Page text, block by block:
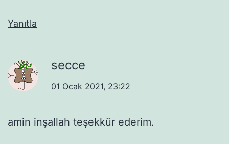
Yanıtla
secce
01 Ocak 2021, 23:22
amin inşallah teşekkür ederim.